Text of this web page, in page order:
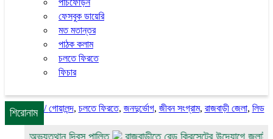
পাচফোঁড়ন
ফেসবুক ডায়েরি
মত মতান্তর
পাঠক কলাম
চলতে ফিরতে
ফিচার
শিরোনাম
গণঅভ্যুত্থান দিবস পালিত
রাজবাড়ীতে রেড ক্রিসেন্টের উদ্যোগে জুলাই-
/গোয়ালন্দ, চলতে ফিরতে, জনদুর্ভোগ, জীবন সংগ্রাম, রাজবাড়ী জেলা, লিড